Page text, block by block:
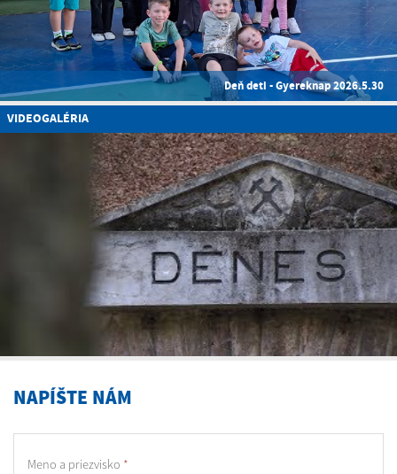
Deň deti - Gyereknap 2026.5.30
VIDEOGALÉRIA
NAPÍŠTE NÁM
Meno a priezvisko *